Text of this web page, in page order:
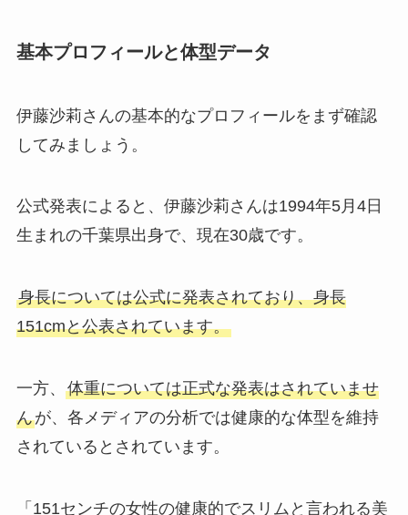
基本プロフィールと体型データ
伊藤沙莉さんの基本的なプロフィールをまず確認
してみましょう。
公式発表によると、伊藤沙莉さんは1994年5月4日
生まれの千葉県出身で、現在30歳です。
身長については公式に発表されており、身長
151cmと公表されています。
一方、 体重については正式な発表はされていませ
んが、各メディアの分析では健康的な体型を維持
されているとされています。
「151センチの女性の健康的でスリムと言われる美